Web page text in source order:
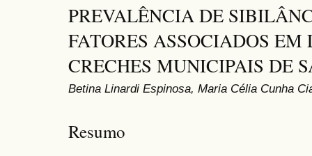
PREVALÊNCIA DE
FATORES ASSOCIADOS EM
CRECHES MUNICIPAIS DE
Betina Linardi Espinosa, Maria Célia Cunha
Resumo